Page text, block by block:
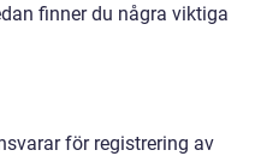
finner du några viktiga
för registrering av